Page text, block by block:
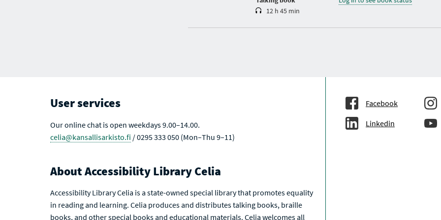
12 h 45 min
User services
Our online chat is open weekdays 9.00–14.00.
celia@kansallisarkisto.fi / 0295 333 050 (Mon–Thu 9–11)
About Accessibility Library Celia
Accessibility Library Celia is a state-owned special library that promotes equality
in reading and learning. Celia produces and distributes talking books, braille
books, and other special books and educational materials. Celia welcomes all
Facebook
Linkedin